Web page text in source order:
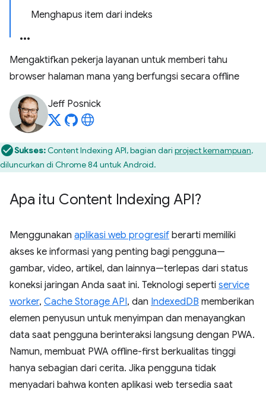
Menghapus item dari indeks
Mengaktifkan pekerja layanan untuk memberi tahu
browser halaman mana yang berfungsi secara offline
Jeff Posnick
Sukses:Content Indexing API, bagian dari project kemampuan,
diluncurkan di Chrome 84 untuk Android.
Apa itu Content Indexing API?
Menggunakan aplikasi web progresif berarti memiliki
akses ke informasi yang penting bagi pengguna—
gambar, video, artikel, dan lainnya—terlepas dari status
koneksi jaringan Anda saat ini. Teknologi seperti service
worker, Cache Storage API, dan IndexedDB memberikan
elemen penyusun untuk menyimpan dan menayangkan
data saat pengguna berinteraksi langsung dengan PWA.
Namun, membuat PWA offline-first berkualitas tinggi
hanya sebagian dari cerita. Jika pengguna tidak
menyadari bahwa konten aplikasi web tersedia saat